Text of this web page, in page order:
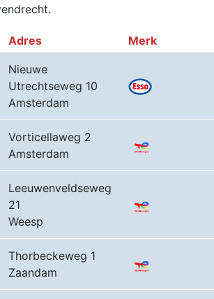
Adres Merk
Nieuwe
Utrechtseweg 10
Amsterdam
Vorticellaweg 2
Amsterdam
Leeuwenveldseweg
21
Weesp
Thorbeckeweg 1
Zaandam